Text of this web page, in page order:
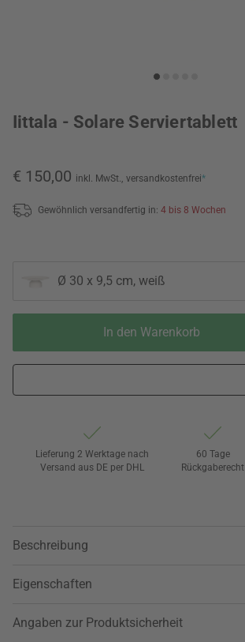
Iittala - Solare Serviertablett
€ 150,00 inkl. MwSt., versandkostenfrei*
Gewöhnlich versandfertig in: 4 bis 8 Wochen
Ø 30 x 9,5 cm, weiß
In den Warenkorb
Lieferung 2 Werktage nach
Versand aus DE per DHL
60 Tage
Rückgaberecht
Beschreibung
Eigenschaften
Angaben zur Produktsicherheit